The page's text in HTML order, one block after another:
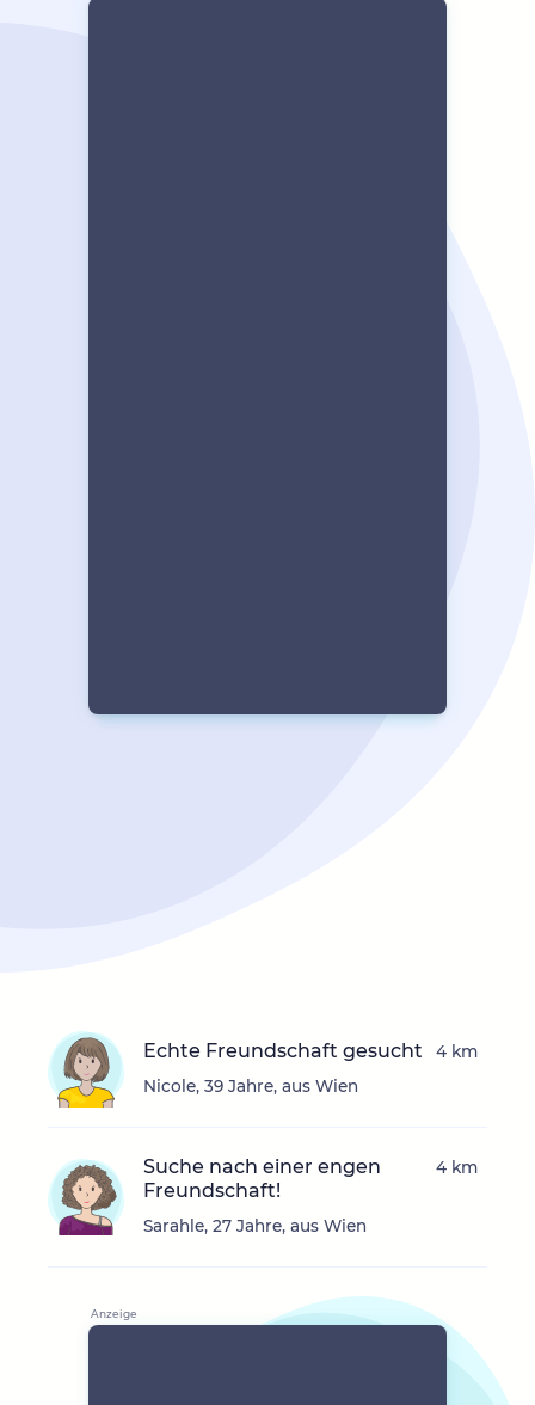
Echte Freundschaft gesucht
Nicole, 39 Jahre, aus Wien
4 km
Suche nach einer engen
Freundschaft!
Sarahle, 27 Jahre, aus Wien
4 km